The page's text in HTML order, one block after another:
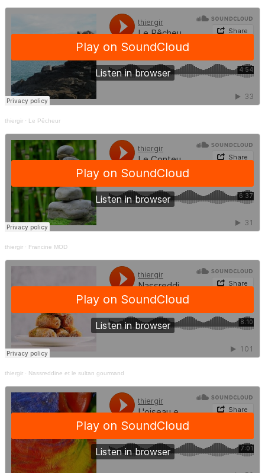
thiergir · Le Pêcheur
thiergir · Francine MOD
thiergir · Nassreddine et le sultan gourmand